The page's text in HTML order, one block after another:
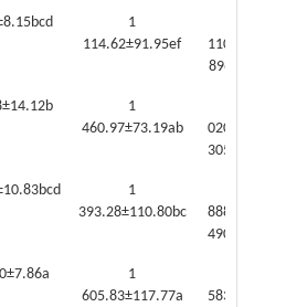
1
114.62±91.95ef
110.50±2
896.52ef
1
460.97±73.19ab
020.59±2
305.54ab
1
393.28±110.80bc
888.44±3
490.09bc
1
605.83±117.77a
583.80±3